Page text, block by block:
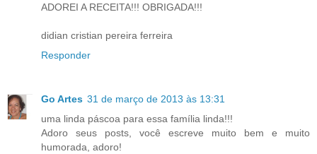
ADOREI A RECEITA!!! OBRIGADA!!!
didian cristian pereira ferreira
Responder
Go Artes 31 de março de 2013 às 13:31
uma linda páscoa para essa família linda!!!
Adoro seus posts, você escreve muito bem e muito
humorada, adoro!